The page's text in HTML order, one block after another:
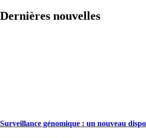
Dernières nouvelles
Surveillance génomique : un nouveau